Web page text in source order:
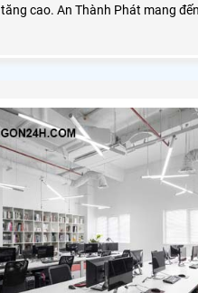
tăng cao. An Thành Phát mang